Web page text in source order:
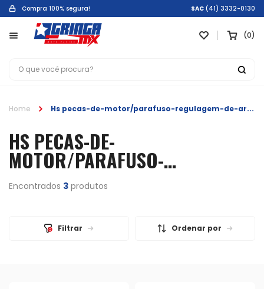
Compra 100% segura! SAC (41) 3332-0130
0
Home Hs pecas-de-motor/parafuso-regulagem-de-ar
HS PECAS-DE-
MOTOR/PARAFUSO-
REGULAGEM-DE-AR
Encontrados 3 produtos
Filtrar Ordenar por